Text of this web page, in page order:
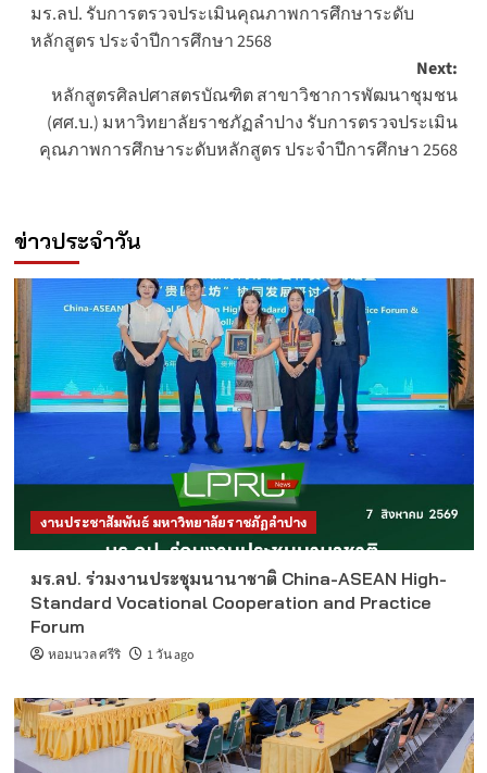
มร.ลป. รับการตรวจประเมินคุณภาพการศึกษาระดับ
หลักสูตร ประจำปีการศึกษา 2568
Next:
หลักสูตรศิลปศาสตรบัณฑิต สาขาวิชาการพัฒนาชุมชน
(ศศ.บ.) มหาวิทยาลัยราชภัฏลำปาง รับการตรวจประเมิน
คุณภาพการศึกษาระดับหลักสูตร ประจำปีการศึกษา 2568
ข่าวประจำวัน
งานประชาสัมพันธ์ มหาวิทยาลัยราชภัฏลำปาง
มร.ลป. ร่วมงานประชุมนานาชาติ China-ASEAN High-
Standard Vocational Cooperation and Practice
Forum
หอมนวล ศรีริ 1 วัน ago